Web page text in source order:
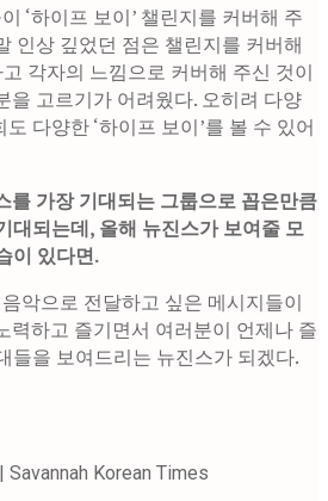
‘하이프 보이’ 챌린지를 커버해 주
인상 깊었던 점은 챌린지를 커버해
각자의 느낌으로 커버해 주신 것이
을 고르기가 어려웠다. 오히려 다양
다양한 ‘하이프 보이’를 볼 수 있어
를 가장 기대되는 그룹으로 꼽은만큼
대되는데, 올해 뉴진스가 보여줄 모
이 있다면.
악으로 전달하고 싶은 메시지들이
력하고 즐기면서 여러분이 언제나 즐
들을 보여드리는 뉴진스가 되겠다.